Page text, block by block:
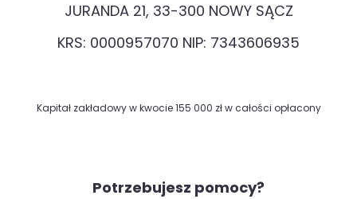
JURANDA 21, 33-300 NOWY SĄCZ
KRS: 0000957070 NIP: 7343606935
Kapitał zakładowy w kwocie 155 000 zł w całości opłacony
Potrzebujesz pomocy?